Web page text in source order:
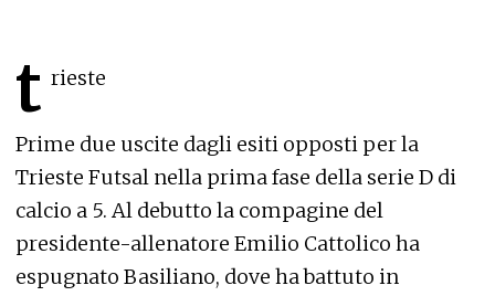
t rieste
Prime due uscite dagli esiti opposti per la
Trieste Futsal nella prima fase della serie D di
calcio a 5. Al debutto la compagine del
presidente-allenatore Emilio Cattolico ha
espugnato Basiliano, dove ha battuto in